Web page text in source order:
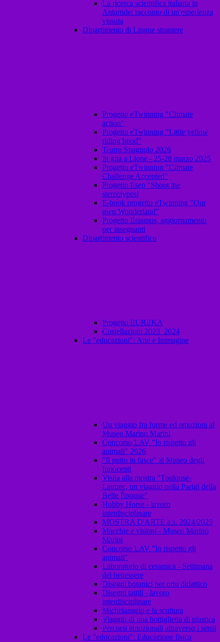
La ricerca scientifica italiana in
Antartide: racconto di un'esperienza
vissuta
Dipartimento di Lingue straniere
Progetto eTwinning "Climate
action"
Progetto eTwinning "Little yellow
riding hood"
Teatro Spagnolo 2026
In gita a Lione - 25-28 marzo 2025
Progetto eTwinning "Climate
Challenge Accepted"
Progetto Esep "Shoot the
stereotypes!
E-book progetto eTwinning "Our
own Wonderland"
Progetto Erasmus, aggiornamento
per insegnanti
Dipartimento scientifico
Progetto EUREKA
Costellazioni 2023_2024
Le "educazioni": Arte e Immagine
Un viaggio fra forme ed emozioni al
Museo Marino Marini
Concorso LAV "Io rispetto gli
animali" 2026
"Il putto in fasce" al Museo degli
Innocenti
Visita alla mostra "Toulouse-
Lautrec, un viaggio nella Parigi della
Belle Époque"
Hobby Horse - lavoro
interdisciplinare
MOSTRA D'ARTE a.s. 2024/2025
Macchie e visioni - Museo Marino
Marini
Concorso LAV "Io rispetto gli
animali"
Laboratorio di ceramica - Settimana
del benessere
Disegni botanici per orto didattico
Disegni tattili - lavoro
interdisciplinare
Michelangelo e la scultura
Viaggio di una bottiglietta di plastica
Percorsi emozionali attraverso i sensi
Le "educazioni": Educazione fisica